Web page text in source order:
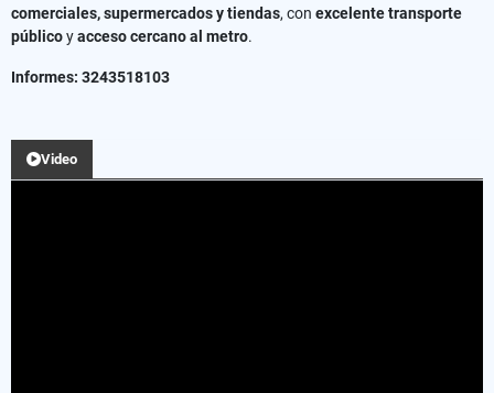
comerciales, supermercados y tiendas, con excelente transporte
públicoyacceso cercano al metro.
Informes: 3243518103
Video